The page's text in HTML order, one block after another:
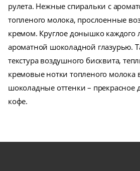
рулета. Нежные спиральки с
топленого молока, прослоенные
кремом. Круглое донышко каждого
ароматной шоколадной глазурью.
текстура воздушного бисквита,
кремовые нотки топленого молока
шоколадные оттенки – прекрасное
кофе.